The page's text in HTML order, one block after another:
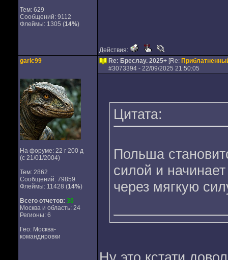
Тем: 629
Сообщений: 9112
Флеймы: 1305 (14%)
Действия:
garic99
На форуме: 22 г 200 д
(с 21/01/2004)
Тем: 2862
Сообщений: 79859
Флеймы: 11428 (14%)
Всего отчетов: 30
Москва и область: 24
Регионы: 6
Гео: Москва-
командировки
Re: Бреслау. 2025+ [Re:
#3073394- 22/09/2025 21:50:05
Цитата:
Польша
силой и
через мягкую